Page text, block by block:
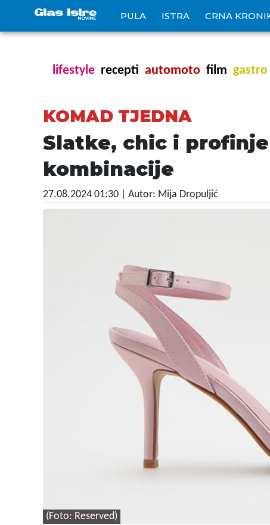
PULA ISTRA CRNA
lifestyle recepti automoto film gastro
KOMAD TJEDNA
Slatke, chic i
kombinacije
27.08.2024 01:30 | Autor: Mija Dropuljić
(Foto: Reserved)